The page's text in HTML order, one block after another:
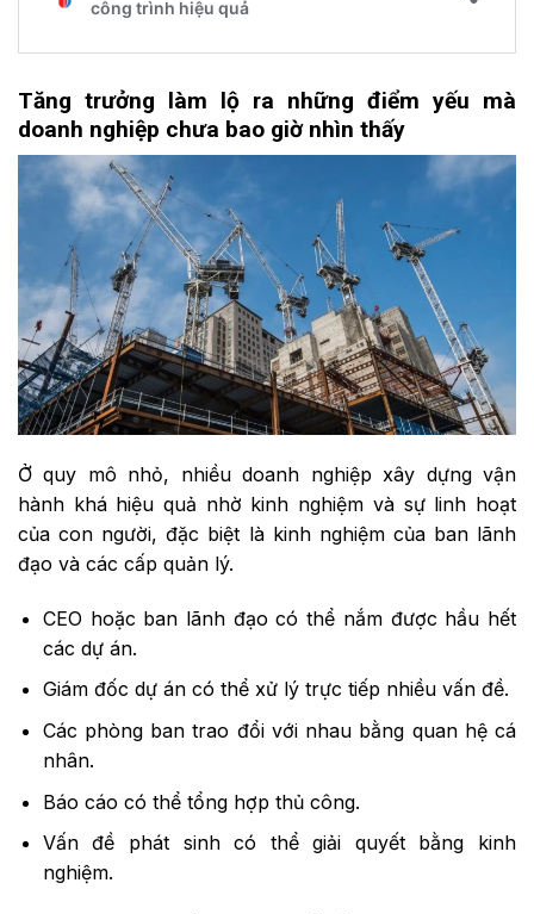
Tăng trưởng làm lộ ra những điểm yếu mà
doanh nghiệp chưa bao giờ nhìn thấy
Ở quy mô nhỏ, nhiều doanh nghiệp xây dựng vận
hành khá hiệu quả nhờ kinh nghiệm và sự linh hoạt
của con người, đặc biệt là kinh nghiệm của ban lãnh
đạo và các cấp quản lý.
CEO hoặc ban lãnh đạo có thể nắm được hầu hết
các dự án.
Giám đốc dự án có thể xử lý trực tiếp nhiều vấn đề.
Các phòng ban trao đổi với nhau bằng quan hệ cá
nhân.
Báo cáo có thể tổng hợp thủ công.
Vấn đề phát sinh có thể giải quyết bằng kinh
nghiệm.